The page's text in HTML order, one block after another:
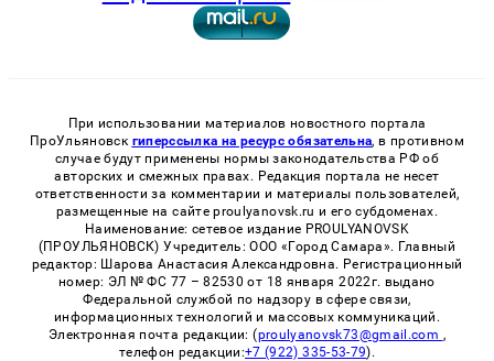
При использовании материалов новостного портала
ПроУльяновск гиперссылка на ресурс обязательна, в противном
случае будут применены нормы законодательства РФ об
авторских и смежных правах. Редакция портала не несет
ответственности за комментарии и материалы пользователей,
размещенные на сайте proulyanovsk.ru и его субдоменах.
Наименование: сетевое издание PROULYANOVSK
(ПРОУЛЬЯНОВСК) Учредитель: ООО «Город Самара». Главный
редактор: Шарова Анастасия Александровна. Регистрационный
номер: ЭЛ № ФС 77 – 82530 от 18 января 2022г. выдано
Федеральной службой по надзору в сфере связи,
информационных технологий и массовых коммуникаций.
Электронная почта редакции: (proulyanovsk73@gmail.com ,
телефон редакции:+7 (922) 335-53-79).